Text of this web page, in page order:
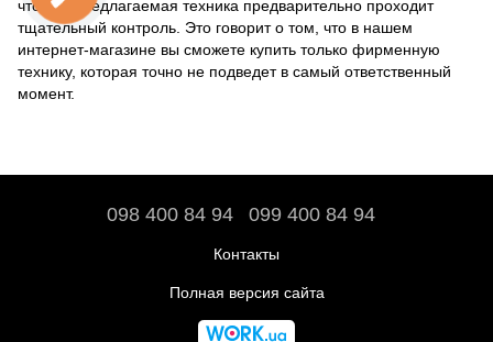
что вся предлагаемая техника предварительно проходит
тщательный контроль. Это говорит о том, что в нашем
интернет-магазине вы сможете купить только фирменную
технику, которая точно не подведет в самый ответственный
момент.
098 400 84 94‬ 099 400 84 94
Контакты
Полная версия сайта